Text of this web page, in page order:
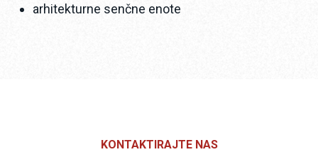
arhitekturne senčne enote
KONTAKTIRAJTE NAS